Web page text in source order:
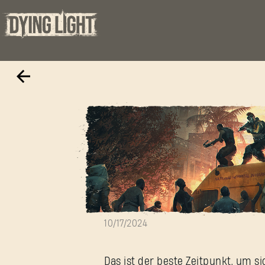
XBOX FREE
10/17/2024
Das ist der beste Zeitpunkt, um